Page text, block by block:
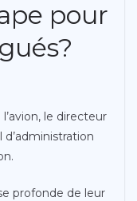
pour
le directeur
profonde de leur